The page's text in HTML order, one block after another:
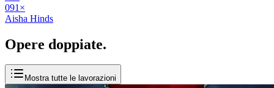
091 ×
Aisha Hinds
Opere doppiate.
Mostra tutte le lavorazioni